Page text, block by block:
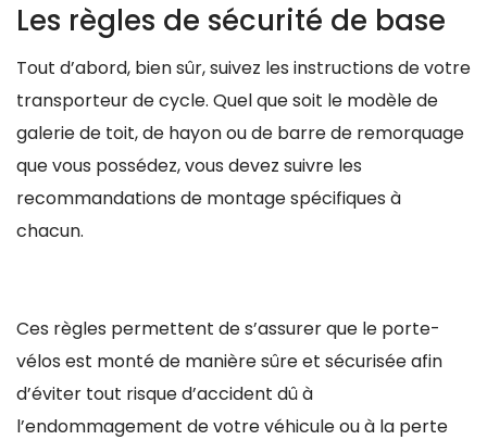
Les règles de sécurité de base
Tout d’abord, bien sûr, suivez les instructions de votre
transporteur de cycle. Quel que soit le modèle de
galerie de toit, de hayon ou de barre de remorquage
que vous possédez, vous devez suivre les
recommandations de montage spécifiques à
chacun.
Ces règles permettent de s’assurer que le porte-
vélos est monté de manière sûre et sécurisée afin
d’éviter tout risque d’accident dû à
l’endommagement de votre véhicule ou à la perte